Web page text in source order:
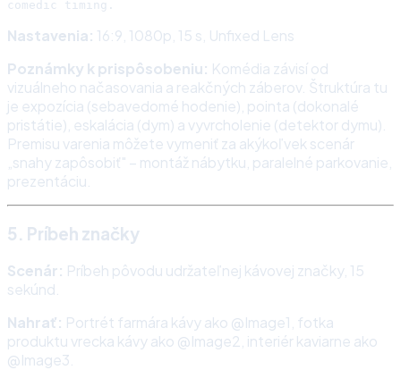
Nastavenia: 16:9, 1080p, 15 s, Unfixed Lens
Poznámky k prispôsobeniu: Komédia závisí od
vizuálneho načasovania a reakčných záberov. Štruktúra tu
je expozícia (sebavedomé hodenie), pointa (dokonalé
pristátie), eskalácia (dym) a vyvrcholenie (detektor dymu).
Premisu varenia môžete vymeniť za akýkoľvek scenár
„snahy zapôsobiť" – montáž nábytku, paralelné parkovanie,
prezentáciu.
5. Príbeh značky
Scenár: Príbeh pôvodu udržateľnej kávovej značky, 15
sekúnd.
Nahrať: Portrét farmára kávy ako @Image1, fotka
produktu vrecka kávy ako @Image2, interiér kaviarne ako
@Image3.